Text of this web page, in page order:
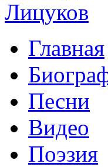
Главная
Песни
Видео
Поэзия